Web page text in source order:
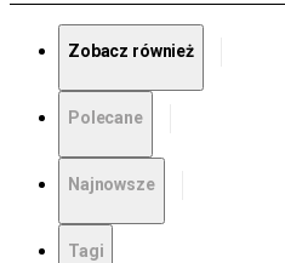
Zobacz również
Polecane
Najnowsze
Tagi